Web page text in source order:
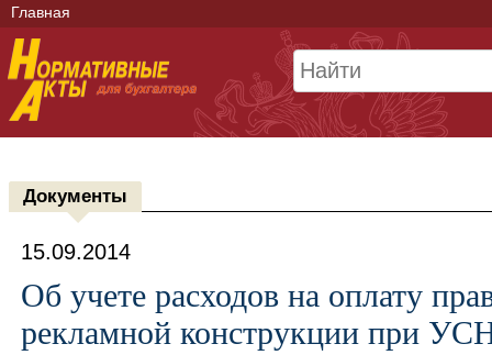
Главная
Документы
15.09.2014
Об учете расходов на оплату
рекламной конструкции при